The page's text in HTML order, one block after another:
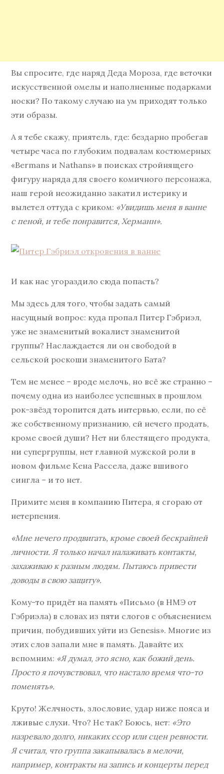
Вы спросите, где наряд Деда Мороза, где веточки
искусственной омелы и наполненные подарками
носки? По такому случаю на ум приходят только
эти образы.
А я тебе скажу, приятель, где: бездарно пробегав
четыре часа по глубоким подвалам костюмерных
«Bermans и Nathans» в поисках стройнящего
фигуру наряда для своего комичного персонажа,
наш герой неожиданно закатил истерику и
вылетел оттуда с криком: «Увидишь меня в ванне
с пеной, и тебе понравится, Херманн».
И как нас угораздило сюда попасть?
Мы здесь для того, чтобы задать самый
насущный вопрос: куда пропал Питер Гэбриэл,
уже не знаменитый вокалист знаменитой
группы? Наслаждается ли он свободой в
сельской роскоши знаменитого Бата?
Тем не менее – вроде мелочь, но всё же странно –
почему одна из наиболее успешных в прошлом
рок-звёзд торопится дать интервью, если, по её
же собственному признанию, ей нечего продать,
кроме своей души? Нет ни блестящего продукта,
ни супергруппы, нет главной мужской роли в
новом фильме Кена Рассела, даже вшивого
сингла – и то нет.
Примите меня в компанию Питера, я сгораю от
нетерпения.
«Мне нечего продвигать, кроме своей бескрайней
личности. Я только начал налаживать контакты,
захаживаю к разным людям. Пытаюсь привести
доводы в свою защиту».
Кому-то придёт на память «Письмо (в НМЭ от
Гэбриэла) в словах из пяти слогов с объяснением
причин, побудивших уйти из Genesis». Многие из
этих слов запали мне в память. Давайте их
вспомним: «Я думал, это ясно, как божий день.
Просто я почувствовал, что настало время что-то
поменять».
Круто! Желчность, злословие, удар ниже пояса и
лживые слухи. Что? Не так? Боюсь, нет: «Это
назревало долго, никаких ссор или сцен ревности.
Я считал, что группа закапывалась в мелочи,
например, контракты на запись и концерты перед